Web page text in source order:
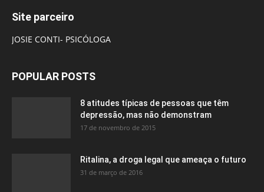
Site parceiro
JOSIE CONTI- PSICÓLOGA
POPULAR POSTS
8 atitudes típicas de pessoas que têm
depressão, mas não demonstram
17 de novembro de 2015
Ritalina, a droga legal que ameaça o futuro
31 de março de 2016